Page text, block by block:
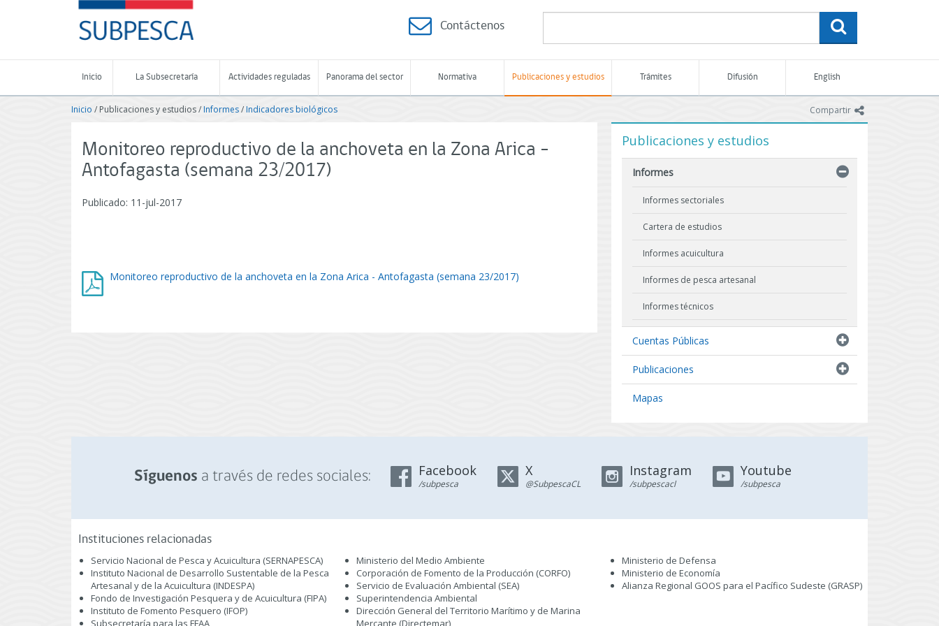
-
Subsecretaría
de
Pesca
Acuicultura
-
de
Chile
Contáctenos
Inicio La Subsecretaría Actividades reguladas Panorama del sector Normativa Publicaciones y estudios Trámites Difusión English
Compartir icono
Inicio / Publicaciones y estudios /Informes/ Indicadores biológicos
Monitoreo reproductivo de la anchoveta en la Zona Arica -
Antofagasta (semana 23/2017)
Publicado: 11-jul-2017
Monitoreo reproductivo de la anchoveta en la Zona Arica - Antofagasta (semana 23/2017)
Publicaciones y estudios
Informes
Informes sectoriales
Cartera de estudios
Informes acuicultura
Informes de pesca artesanal
Informes técnicos
Resultados de Pescas de Investigación
Cuentas Públicas
Publicaciones
Mapas
Síguenos a través de redes sociales: Facebook
/subpesca
X
@SubpescaCL
Instagram
/subpescacl
Youtube
/subpesca
Instituciones relacionadas
Servicio Nacional de Pesca y Acuicultura (SERNAPESCA)
Instituto Nacional de Desarrollo Sustentable de la Pesca
Artesanal y de la Acuicultura (INDESPA)
Fondo de Investigación Pesquera y de Acuicultura (FIPA)
Instituto de Fomento Pesquero (IFOP)
Subsecretaría para las FFAA
Ministerio del Medio Ambiente
Corporación de Fomento de la Producción (CORFO)
Servicio de Evaluación Ambiental (SEA)
Superintendencia Ambiental
Dirección General del Territorio Marítimo y de Marina
Mercante (Directemar)
Ministerio de Defensa
Ministerio de Economía
Alianza Regional GOOS para el Pacífico Sudeste (GRASP)